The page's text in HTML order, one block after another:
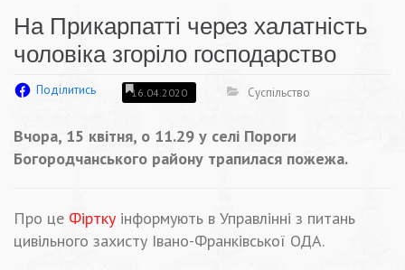
На Прикарпатті через халатність
чоловіка згоріло господарство
Поділитись 16.04.2020 Суспільство
Вчора, 15 квітня, о 11.29 у селі Пороги
Богородчанського району трапилася пожежа.
Про це Фіртку інформують в Управлінні з питань
цивільного захисту Івано-Франківської ОДА.